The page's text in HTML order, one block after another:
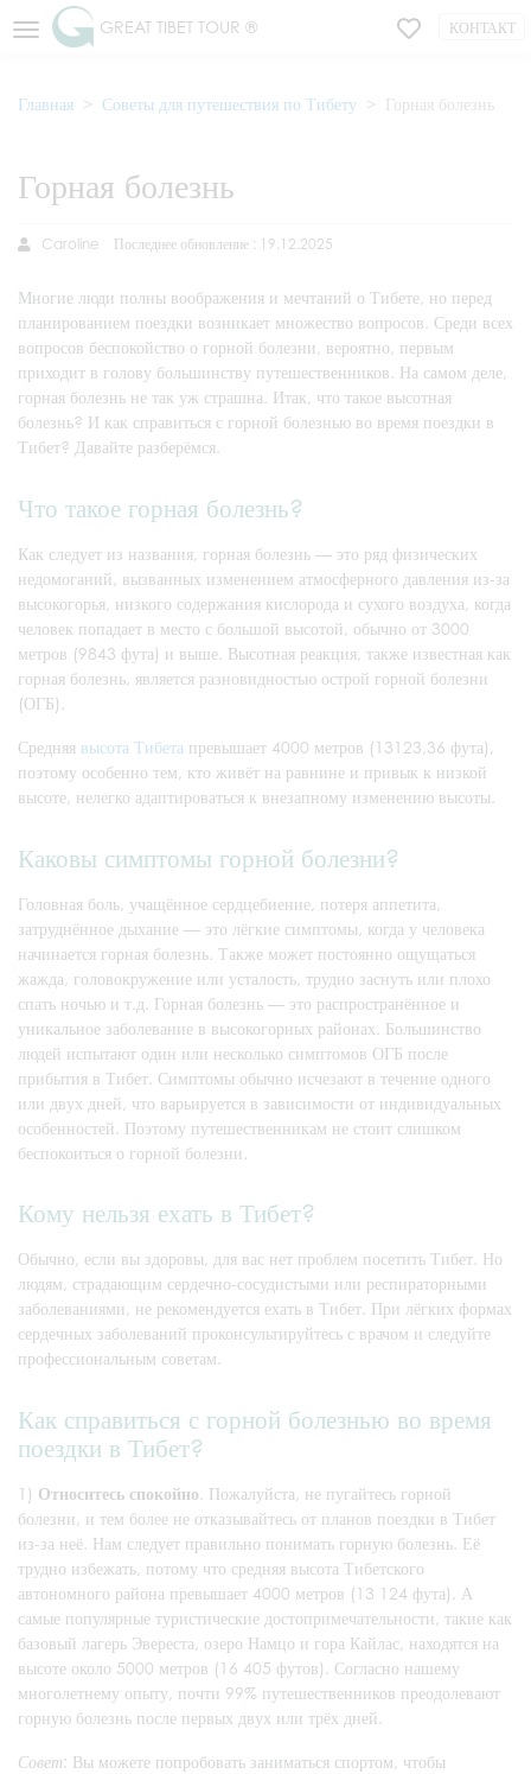
GREAT TIBET TOUR ® КОНТАКТ
Главная Советы для путешествия по Тибету Горная болезнь
Горная болезнь
Caroline Последнее обновление : 19.12.2025
Многие люди полны воображения и мечтаний о Тибете, но перед
планированием поездки возникает множество вопросов. Среди всех
вопросов беспокойство о горной болезни, вероятно, первым
приходит в голову большинству путешественников. На самом деле,
горная болезнь не так уж страшна. Итак, что такое высотная
болезнь? И как справиться с горной болезнью во время поездки в
Тибет? Давайте разберёмся.
Что такое горная болезнь?
Как следует из названия, горная болезнь — это ряд физических
недомоганий, вызванных изменением атмосферного давления из-за
высокогорья, низкого содержания кислорода и сухого воздуха, когда
человек попадает в место с большой высотой, обычно от 3000
метров (9843 фута) и выше. Высотная реакция, также известная как
горная болезнь, является разновидностью острой горной болезни
(ОГБ).
Средняя высота Тибета превышает 4000 метров (13123,36 фута),
поэтому особенно тем, кто живёт на равнине и привык к низкой
высоте, нелегко адаптироваться к внезапному изменению высоты.
Каковы симптомы горной болезни?
Головная боль, учащённое сердцебиение, потеря аппетита,
затруднённое дыхание — это лёгкие симптомы, когда у человека
начинается горная болезнь. Также может постоянно ощущаться
жажда, головокружение или усталость, трудно заснуть или плохо
спать ночью и т.д. Горная болезнь — это распространённое и
уникальное заболевание в высокогорных районах. Большинство
людей испытают один или несколько симптомов ОГБ после
прибытия в Тибет. Симптомы обычно исчезают в течение одного
или двух дней, что варьируется в зависимости от индивидуальных
особенностей. Поэтому путешественникам не стоит слишком
беспокоиться о горной болезни.
Кому нельзя ехать в Тибет?
Обычно, если вы здоровы, для вас нет проблем посетить Тибет. Но
людям, страдающим сердечно-сосудистыми или респираторными
заболеваниями, не рекомендуется ехать в Тибет. При лёгких формах
сердечных заболеваний проконсультируйтесь с врачом и следуйте
профессиональным советам.
Как справиться с горной болезнью во время
поездки в Тибет?
1) Относитесь спокойно . Пожалуйста, не пугайтесь горной
болезни, и тем более не отказывайтесь от планов поездки в Тибет
из-за неё. Нам следует правильно понимать горную болезнь. Её
трудно избежать, потому что средняя высота Тибетского
автономного района превышает 4000 метров (13 124 фута). А
самые популярные туристические достопримечательности, такие как
базовый лагерь Эвереста, озеро Намцо и гора Кайлас, находятся на
высоте около 5000 метров (16 405 футов). Согласно нашему
многолетнему опыту, почти 99% путешественников преодолевают
горную болезнь после первых двух или трёх дней.
Совет: Вы можете попробовать заниматься спортом, чтобы